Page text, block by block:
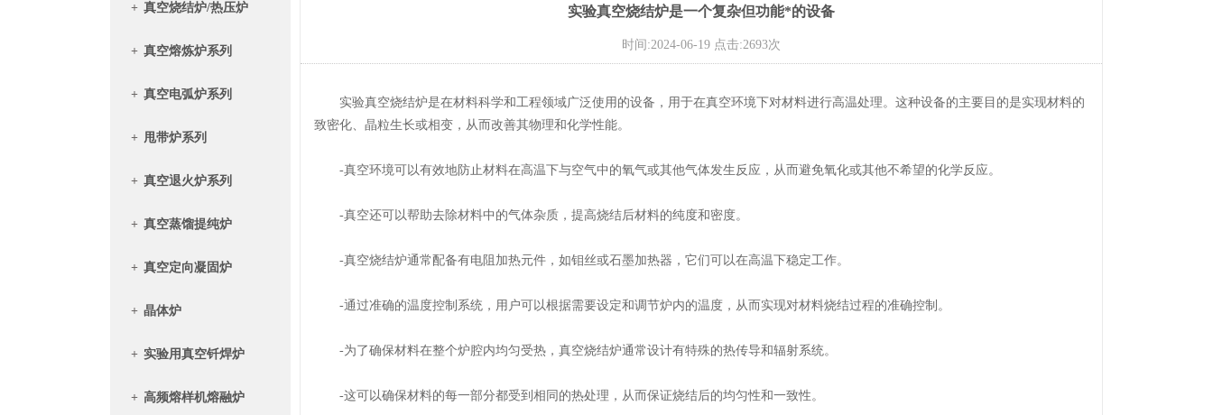
+ 真空烧结炉/热压炉
+ 真空熔炼炉系列
+ 真空电弧炉系列
+ 甩带炉系列
+ 真空退火炉系列
+ 真空蒸馏提纯炉
+ 真空定向凝固炉
+ 晶体炉
+ 实验用真空钎焊炉
+ 高频熔样机熔融炉
实验真空烧结炉是一个复杂但功能*的设备
时间:2024-06-19 点击:2693次
实验真空烧结炉是在材料科学和工程领域广泛使用的设备，用于在真空环境下对材料进行高温处理。这种设备的主要目的是实现材料的
致密化、晶粒生长或相变，从而改善其物理和化学性能。
-真空环境可以有效地防止材料在高温下与空气中的氧气或其他气体发生反应，从而避免氧化或其他不希望的化学反应。
-真空还可以帮助去除材料中的气体杂质，提高烧结后材料的纯度和密度。
-真空烧结炉通常配备有电阻加热元件，如钼丝或石墨加热器，它们可以在高温下稳定工作。
-通过准确的温度控制系统，用户可以根据需要设定和调节炉内的温度，从而实现对材料烧结过程的准确控制。
-为了确保材料在整个炉腔内均匀受热，真空烧结炉通常设计有特殊的热传导和辐射系统。
-这可以确保材料的每一部分都受到相同的热处理，从而保证烧结后的均匀性和一致性。